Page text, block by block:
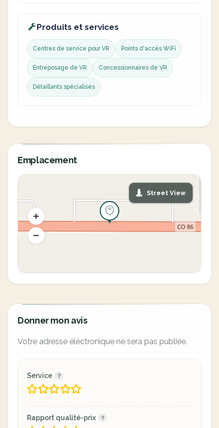
Produits et services
Centres de service pour VR Points d'accès WiFi
Entreposage de VR Concessionnaires de VR
Détaillants spécialisés
Emplacement
Street View
Donner mon avis
Votre adresse électronique ne sera pas publiée.
Service
Rapport qualité-prix